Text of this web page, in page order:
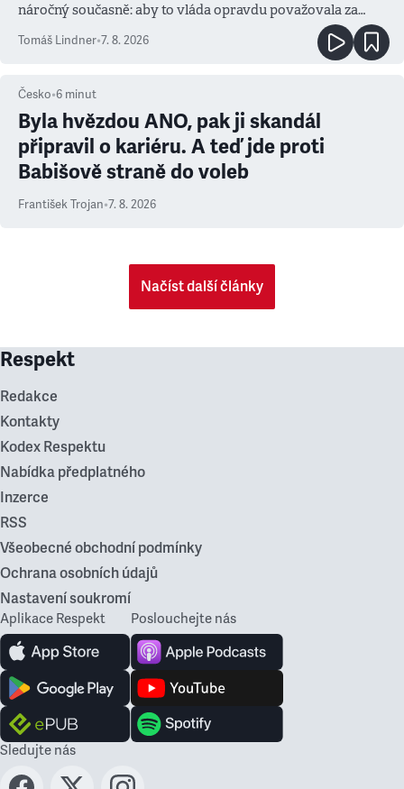
náročný současně: aby to vláda opravdu považovala za
prioritu
Tomáš Lindner•7. 8. 2026
Česko•6 minut
Byla hvězdou ANO, pak ji skandál
připravil o kariéru. A teď jde proti
Babišově straně do voleb
František Trojan•7. 8. 2026
Načíst další články
Respekt
Redakce
Kontakty
Kodex Respektu
Nabídka předplatného
Inzerce
RSS
Všeobecné obchodní podmínky
Ochrana osobních údajů
Nastavení soukromí
Aplikace Respekt Poslouchejte nás
Sledujte nás